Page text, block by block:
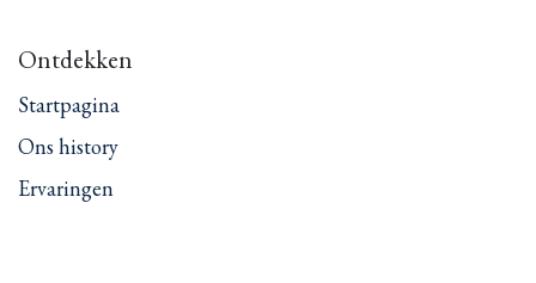
Ontdekken
Startpagina
Ons history
Ervaringen